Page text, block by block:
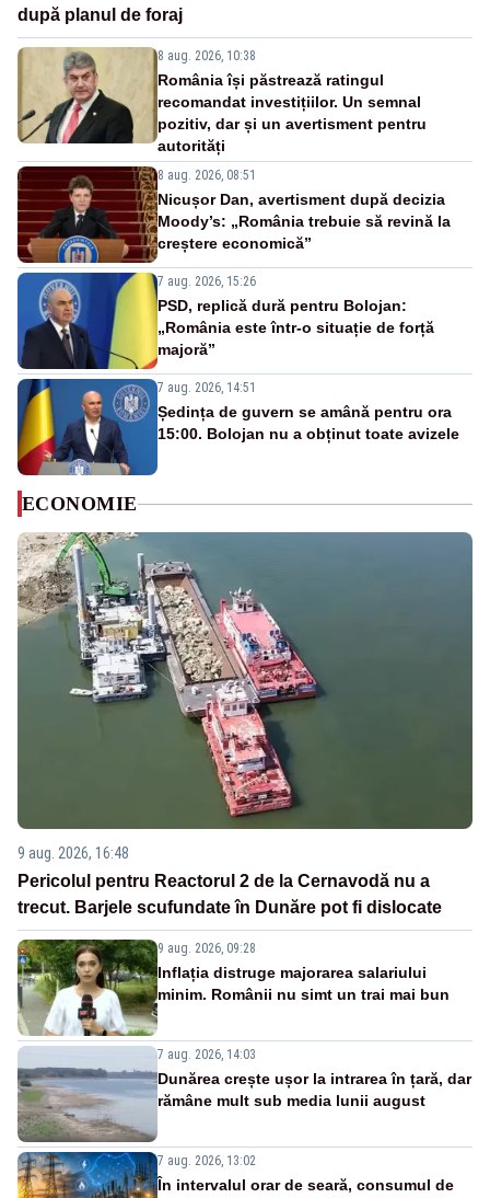
după planul de foraj
8 aug. 2026, 10:38
România își păstrează ratingul
recomandat investițiilor. Un semnal
pozitiv, dar și un avertisment pentru
autorități
8 aug. 2026, 08:51
Nicușor Dan, avertisment după decizia
Moody’s: „România trebuie să revină la
creștere economică”
7 aug. 2026, 15:26
PSD, replică dură pentru Bolojan:
„România este într-o situație de forță
majoră”
7 aug. 2026, 14:51
Ședința de guvern se amână pentru ora
15:00. Bolojan nu a obținut toate avizele
ECONOMIE
9 aug. 2026, 16:48
Pericolul pentru Reactorul 2 de la Cernavodă nu a
trecut. Barjele scufundate în Dunăre pot fi dislocate
9 aug. 2026, 09:28
Inflația distruge majorarea salariului
minim. Românii nu simt un trai mai bun
7 aug. 2026, 14:03
Dunărea crește ușor la intrarea în țară, dar
rămâne mult sub media lunii august
7 aug. 2026, 13:02
În intervalul orar de seară, consumul de